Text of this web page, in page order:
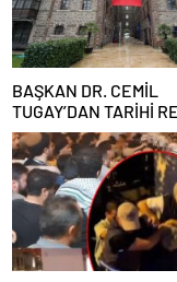
BAŞKAN DR. CEMİL
TUGAY’DAN TARİHİ
“İZMİR’İN MALINA
ÇÖKTÜRMEM, HALKIN
HAKKINI KİMSEYE
YEDİRMEM!”